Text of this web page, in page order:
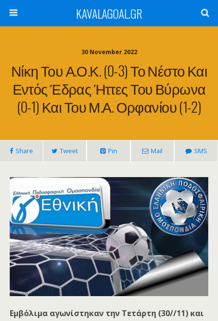
KAVALAGOAL.GR
30 November 2022
Νίκη Του Α.Ο.Κ. (0-3) Το Νέστο Και
Εντός Έδρας Ήττες Του Βύρωνα
(0-1) Και Του Μ.Α. Ορφανίου (1-2)
Share Tweet Pin Mail SMS
Εμβόλιμα αγωνίστηκαν την Τετάρτη (30//11) και